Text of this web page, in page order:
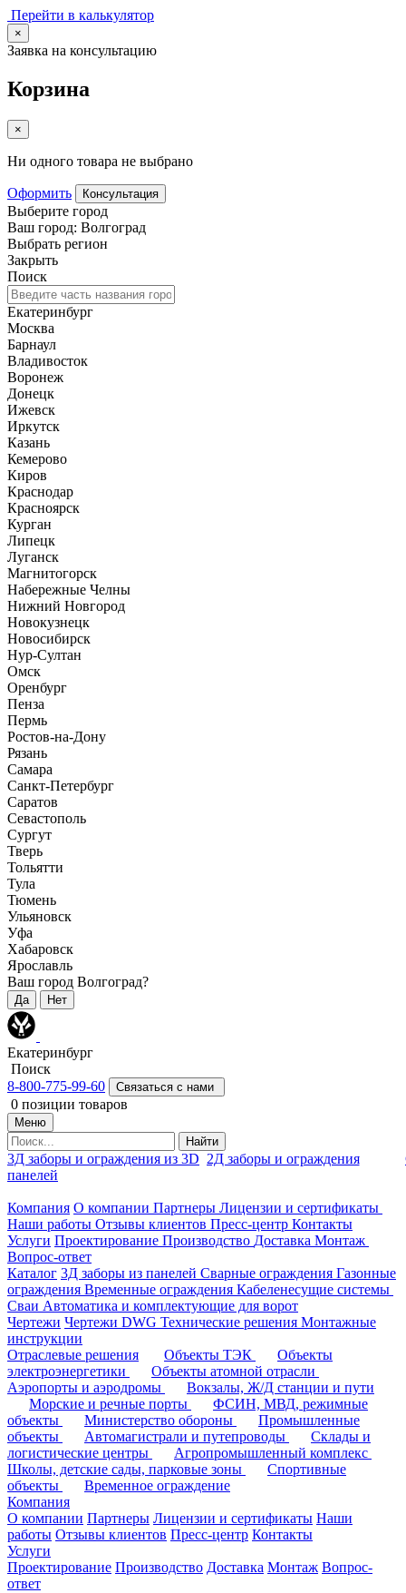
Перейти в калькулятор
×
Заявка на консультацию
Корзина
×
Ни одного товара не выбрано
Оформить Консультация
Выберите город
Ваш город: Волгоград
Выбрать регион
Закрыть
Поиск
Екатеринбург
Москва
Барнаул
Владивосток
Воронеж
Донецк
Ижевск
Иркутск
Казань
Кемерово
Киров
Краснодар
Красноярск
Курган
Липецк
Луганск
Магнитогорск
Набережные Челны
Нижний Новгород
Новокузнецк
Новосибирск
Нур-Султан
Омск
Оренбург
Пенза
Пермь
Ростов-на-Дону
Рязань
Самара
Санкт-Петербург
Саратов
Севастополь
Сургут
Тверь
Тольятти
Тула
Тюмень
Ульяновск
Уфа
Хабаровск
Ярославль
Ваш город Волгоград?
Да Нет
Екатеринбург
Поиск
8-800-775-99-60
Связаться с нами
0 позиции товаров
Меню
Найти
3Д заборы и ограждения из 3D
панелей
2Д заборы и ограждения
Компания О компании Партнеры Лицензии и сертификаты
Наши работы Отзывы клиентов Пресс-центр Контакты
Услуги Проектирование Производство Доставка Монтаж
Вопрос-ответ
Каталог 3Д заборы из панелей Сварные ограждения Газонные
ограждения Временные ограждения Кабеленесущие системы
Cваи Автоматика и комплектующие для ворот
Чертежи Чертежи DWG Технические решения Монтажные
инструкции
Отраслевые решения
Объекты ТЭК
Объекты
электроэнергетики
Объекты атомной отрасли
Аэропорты и аэродромы
Вокзалы, Ж/Д станции и пути
Морские и речные порты
ФСИН, МВД, режимные
объекты
Министерство обороны
Промышленные
объекты
Автомагистрали и путепроводы
Склады и
логистические центры
Агропромышленный комплекс
Школы, детские сады, парковые зоны
Спортивные
объекты
Временное ограждение
Компания
О компании Партнеры Лицензии и сертификаты Наши
работы Отзывы клиентов Пресс-центр Контакты
Услуги
Проектирование Производство Доставка Монтаж Вопрос-
ответ